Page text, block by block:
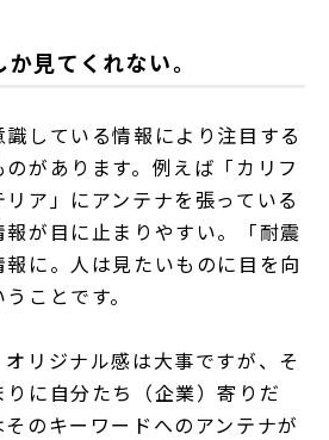
見てくれない。
している情報により注目する
があります。例えば「カリフ
ア」にアンテナを張っている
が目に止まりやすい。「耐震
に。人は見たいものに目を向
ことです。
リジナル感は大事ですが、そ
に自分たち（企業）寄りだ
のキーワードへのアンテナが